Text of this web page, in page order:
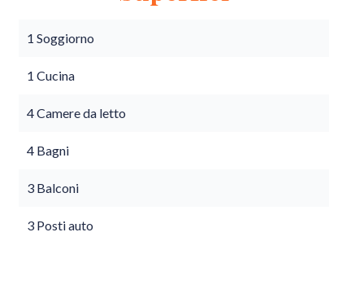
1 Soggiorno
1 Cucina
4 Camere da letto
4 Bagni
3 Balconi
3 Posti auto